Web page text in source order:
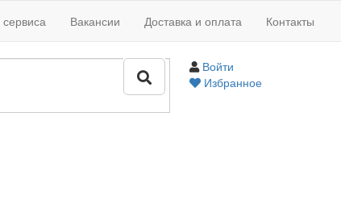
Вакансии Доставка и оплата Контакты
Войти
Избранное